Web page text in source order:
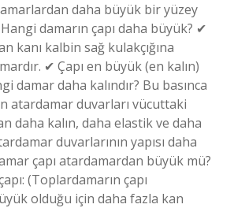
daha büyük bir yüzey
damarın çapı daha büyük? ✔
kanı kalbin sağ kulakçığına
✔ Çapı en büyük (en kalın)
damar daha kalındır? Bu basınca
atardamar duvarları vücuttaki
daha kalın, daha elastik ve daha
duvarlarının yapısı daha
çapı atardamardan büyük mü?
(Toplardamarın çapı
olduğu için daha fazla kan